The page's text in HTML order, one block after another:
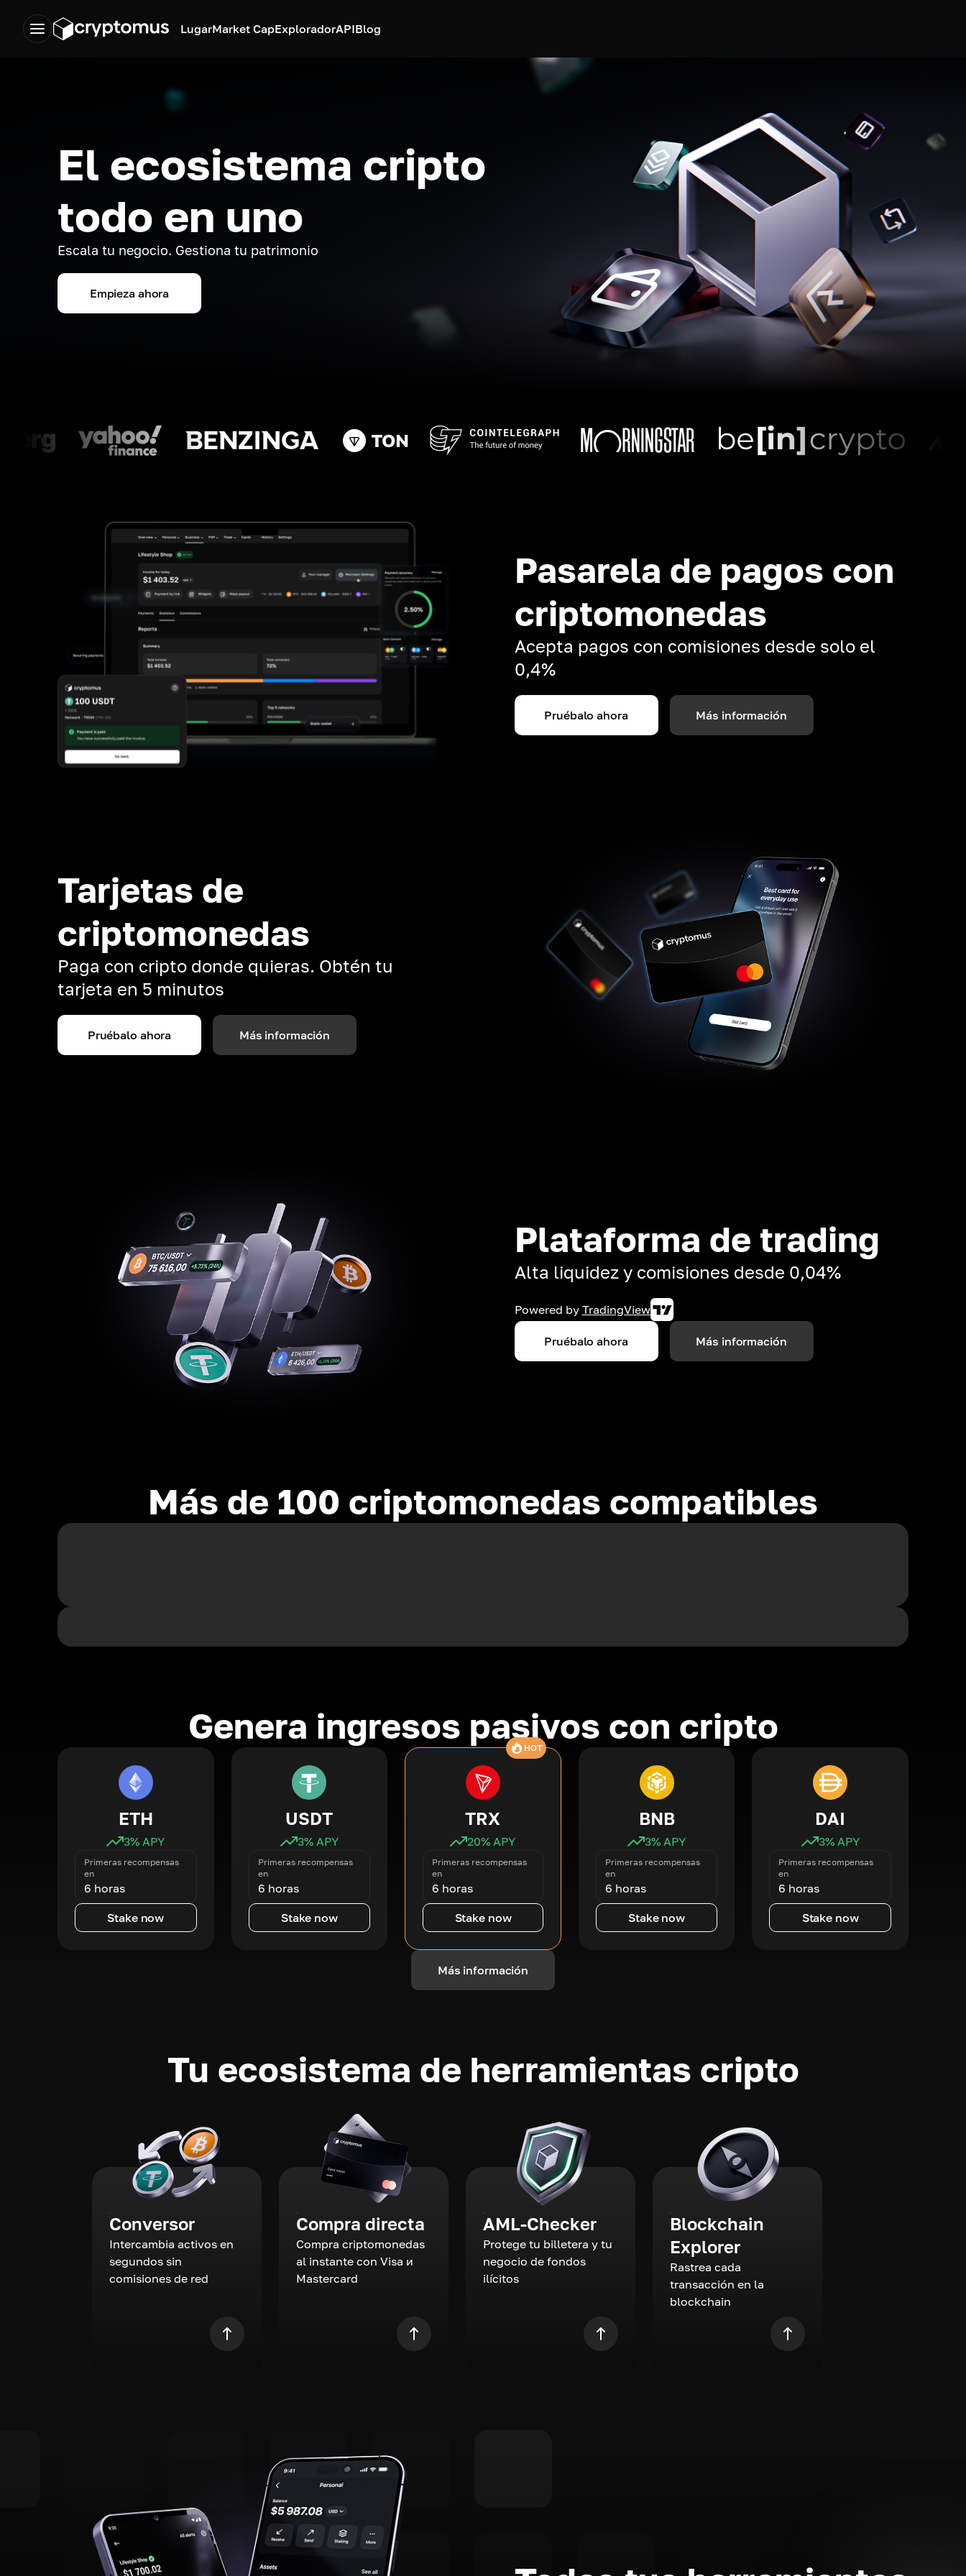
LugarMarket CapExploradorAPIBlog
El ecosistema cripto
todo en uno
Escala tu negocio. Gestiona tu patrimonio
Empieza ahora
Pasarela de pagos con
criptomonedas
Acepta pagos con comisiones desde solo el
0,4%
Pruébalo ahora Más información
Tarjetas de
criptomonedas
Paga con cripto donde quieras. Obtén tu
tarjeta en 5 minutos
Pruébalo ahora Más información
Plataforma de trading
Alta liquidez y comisiones desde 0,04%
Powered by TradingView
Pruébalo ahora Más información
Más de 100 criptomonedas compatibles
Genera ingresos pasivos con cripto
ETH
3% APY
Primeras recompensas
en
6 horas
Stake now
USDT
3% APY
Primeras recompensas
en
6 horas
Stake now
HOT
TRX
20% APY
Primeras recompensas
en
6 horas
Stake now
BNB
3% APY
Primeras recompensas
en
6 horas
Stake now
DAI
3% APY
Primeras recompensas
en
6 horas
Stake now
Más información
Tu ecosistema de herramientas cripto
Conversor
Intercambia activos en
segundos sin
comisiones de red
Compra directa
Compra criptomonedas
al instante con Visa и
Mastercard
AML-Checker
Protege tu billetera y tu
negocio de fondos
ilícitos
Blockchain
Explorer
Rastrea cada
transacción en la
blockchain